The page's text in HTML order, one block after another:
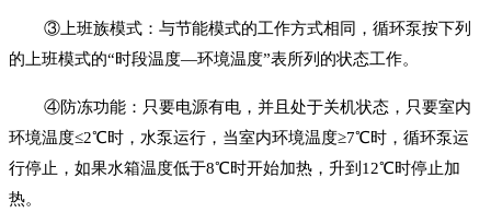
③上班族模式：与节能模式的工作方式相同，循环泵按下列
的上班模式的“时段温度—环境温度”表所列的状态工作。
④防冻功能：只要电源有电，并且处于关机状态，只要室内
环境温度≤2℃时，水泵运行，当室内环境温度≥7℃时，循环泵运
行停止，如果水箱温度低于8℃时开始加热，升到12℃时停止加
热。